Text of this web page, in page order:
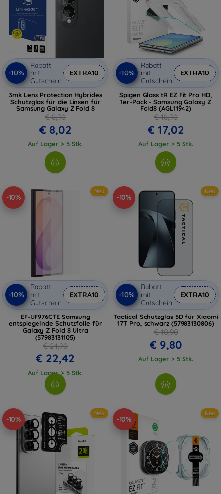
-10%
Rabatt
mit
Gutschein
EXTRA10
3mk Lens Protection Hybrides
Schutzglas für die Linsen für
Samsung Galaxy Z Fold 8
€ 8,90
€ 8,02
Auf Lager > 5 Stk.
-10%
Rabatt
mit
Gutschein
EXTRA10
Spigen Glass tR EZ Fit Pro HD,
1er-Pack - Samsung Galaxy Z
Fold8 (AGL11942)
€ 18,90
€ 17,02
Auf Lager > 5 Stk.
-10%
Neu
-10%
Rabatt
mit
Gutschein
EXTRA10
EF-UF976CTE Samsung
entspiegelnde Schutzfolie für
Galaxy Z Fold 8 Ultra
(57983131105)
€ 24,90
€ 22,42
Auf Lager > 5 Stk.
-10%
Neu
-10%
Rabatt
mit
Gutschein
EXTRA10
Tactical Schutzglas 5D für Xiaomi
17T Pro, schwarz (57983130806)
€ 10,90
€ 9,80
Auf Lager > 5 Stk.
-10%
Neu
-10%
Neu